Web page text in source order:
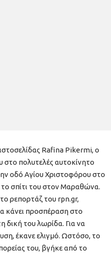
Rafina Pikermi, ο
στο πολυτελές αυτοκίνητο
οδό Αγίου Χριστοφόρου στο
σπίτι του στον Μαραθώνα.
ρεπορτάζ του rpn.gr,
κάνει προσπέραση στο
δική του λωρίδα. Για να
έκανε ελιγμό. Ωστόσο, το
του, βγήκε από το